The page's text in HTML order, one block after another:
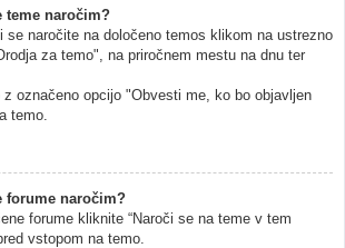
teme naročim?
se naročite na določeno temos klikom na ustrezno
za temo", na priročnem mestu na dnu ter
z označeno opcijo "Obvesti me, ko bo objavljen
temo.
forume naročim?
forume kliknite “Naroči se na teme v tem
vstopom na temo.